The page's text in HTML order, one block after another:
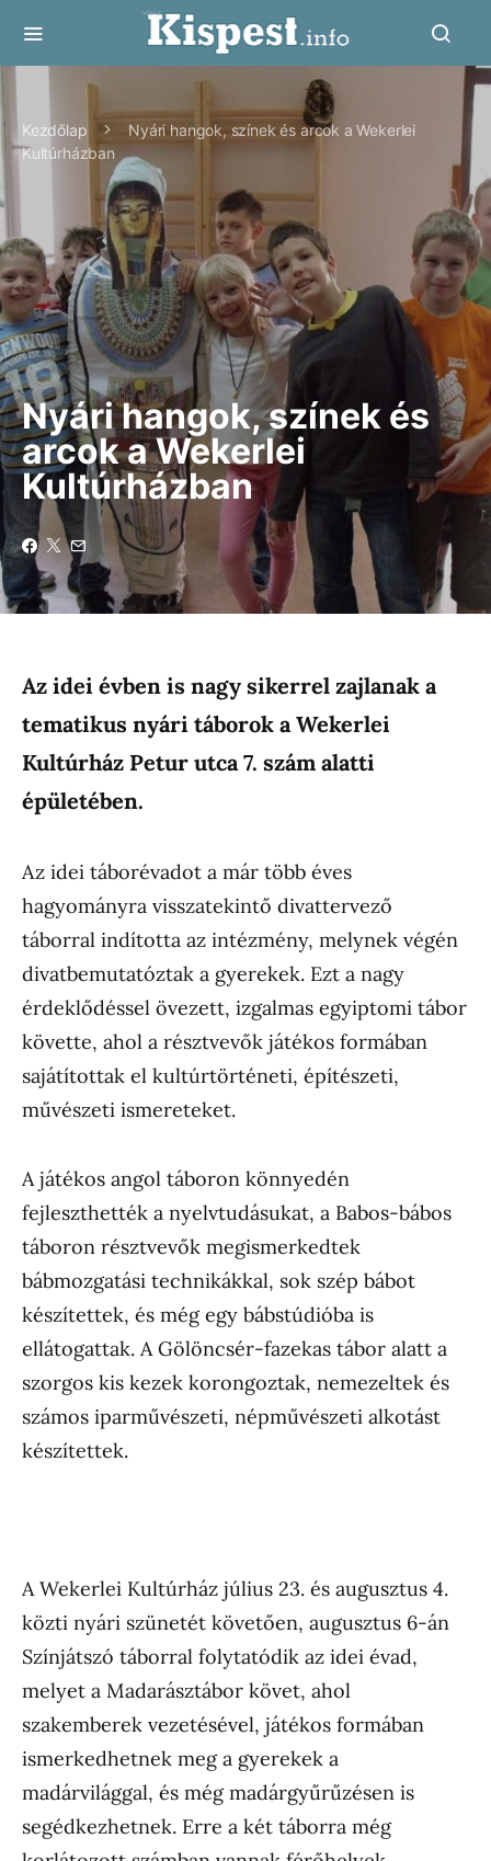
Kezdőlap
Nyári hangok, színek és arcok a Wekerlei
Kultúrházban
Nyári hangok, színek és
arcok a Wekerlei
Kultúrházban
Az idei évben is nagy sikerrel zajlanak a
tematikus nyári táborok a Wekerlei
Kultúrház Petur utca 7. szám alatti
épületében.
Az idei táborévadot a már több éves
hagyományra visszatekintő divattervező
táborral indította az intézmény, melynek végén
divatbemutatóztak a gyerekek. Ezt a nagy
érdeklődéssel övezett, izgalmas egyiptomi tábor
követte, ahol a résztvevők játékos formában
sajátítottak el kultúrtörténeti, építészeti,
művészeti ismereteket.
A játékos angol táboron könnyedén
fejleszthették a nyelvtudásukat, a Babos-bábos
táboron résztvevők megismerkedtek
bábmozgatási technikákkal, sok szép bábot
készítettek, és még egy bábstúdióba is
ellátogattak. A Gölöncsér-fazekas tábor alatt a
szorgos kis kezek korongoztak, nemezeltek és
számos iparművészeti, népművészeti alkotást
készítettek.
A Wekerlei Kultúrház július 23. és augusztus 4.
közti nyári szünetét követően, augusztus 6-án
Színjátszó táborral folytatódik az idei évad,
melyet a Madarásztábor követ, ahol
szakemberek vezetésével, játékos formában
ismerkedhetnek meg a gyerekek a
madárvilággal, és még madárgyűrűzésen is
segédkezhetnek. Erre a két táborra még